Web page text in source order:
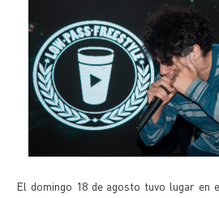
El domingo 18 de agosto tuvo lugar en